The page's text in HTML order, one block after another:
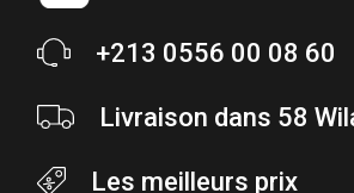
+213 0556 00 08 60
Livraison dans 58
Les meilleurs prix